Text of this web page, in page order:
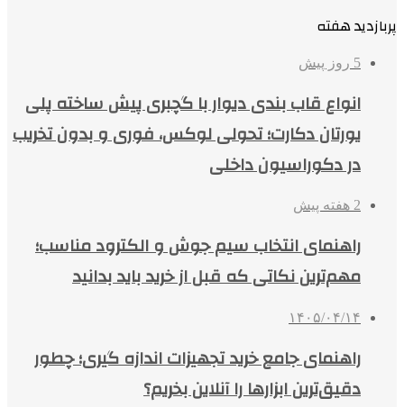
پربازدید هفته
5 روز پیش
انواع قاب بندی دیوار با گچبری پیش ساخته پلی
یورتان دکارت؛ تحولی لوکس، فوری و بدون تخریب
در دکوراسیون داخلی
2 هفته پیش
راهنمای انتخاب سیم جوش و الکترود مناسب؛
مهم‌ترین نکاتی که قبل از خرید باید بدانید
۱۴۰۵/۰۴/۱۴
راهنمای جامع خرید تجهیزات اندازه گیری؛ چطور
دقیق‌ترین ابزارها را آنلاین بخریم؟